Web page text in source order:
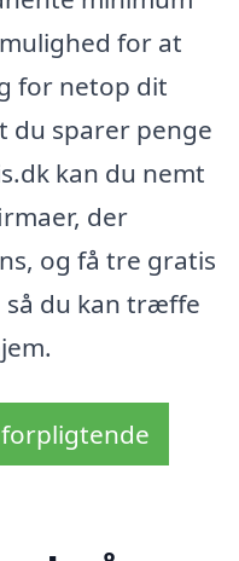
for at
for netop dit
du sparer penge
kan du nemt
der
og få tre gratis
du kan træffe